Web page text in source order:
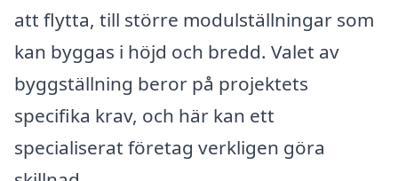
att flytta, till större modulställningar som
kan byggas i höjd och bredd. Valet av
byggställning beror på projektets
specifika krav, och här kan ett
specialiserat företag verkligen göra